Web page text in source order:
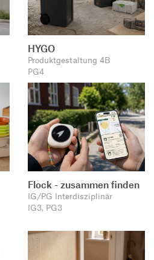
HYGO
Produktgestaltung 4B
PG4
Flock - zusammen finden
IG/PG Interdisziplinär
IG3, PG3